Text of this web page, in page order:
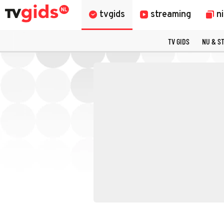
tvgids streaming
TV GIDS NU &